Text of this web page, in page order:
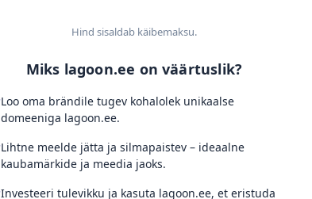
Hind sisaldab käibemaksu.
Miks lagoon.ee on väärtuslik?
Loo oma brändile tugev kohalolek unikaalse
domeeniga lagoon.ee.
Lihtne meelde jätta ja silmapaistev – ideaalne
kaubamärkide ja meedia jaoks.
Investeeri tulevikku ja kasuta lagoon.ee, et eristuda